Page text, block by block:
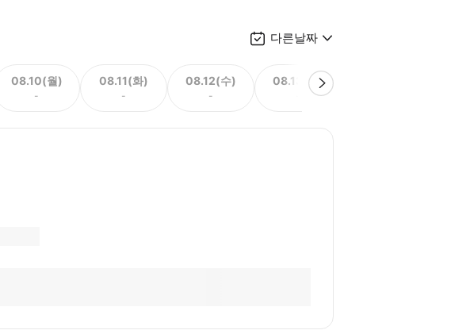
다른날짜
08.10(월)
-
08.11(화)
-
08.12(수)
-
08.13(목)